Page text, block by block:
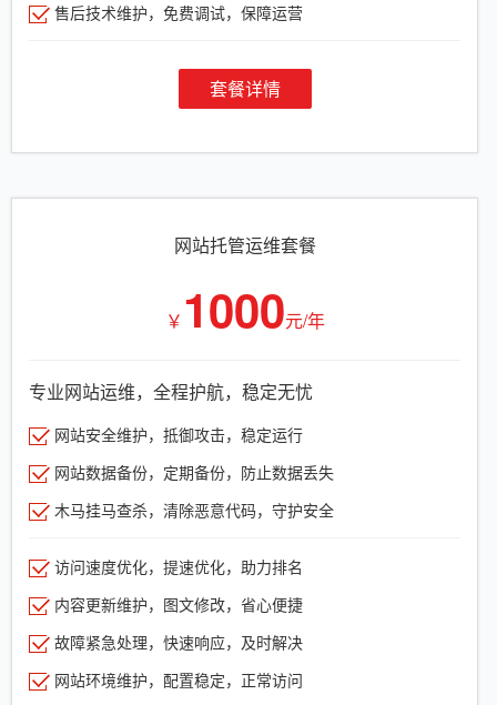
售后技术维护，免费调试，保障运营
套餐详情
网站托管运维套餐
￥ 1000元/年
专业网站运维，全程护航，稳定无忧
网站安全维护，抵御攻击，稳定运行
网站数据备份，定期备份，防止数据丢失
木马挂马查杀，清除恶意代码，守护安全
访问速度优化，提速优化，助力排名
内容更新维护，图文修改，省心便捷
故障紧急处理，快速响应，及时解决
网站环境维护，配置稳定，正常访问